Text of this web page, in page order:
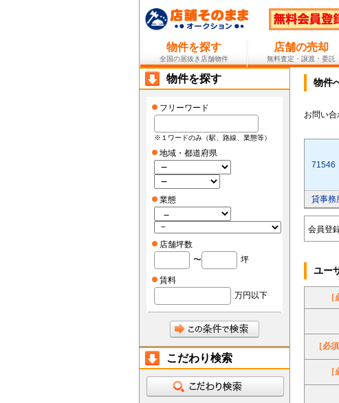
物件を探す
全国の居抜き店舗物件
店舗の売却
無料査定・譲渡・委託
物件
お問い
71546
貸事務
会員登
ユー
［
［必須
［
物件を探す
フリーワード
※１ワードのみ（駅、路線、業態等）
地域・都道府県
業態
店舗坪数
〜
坪
賃料
万円以下
こだわり検索